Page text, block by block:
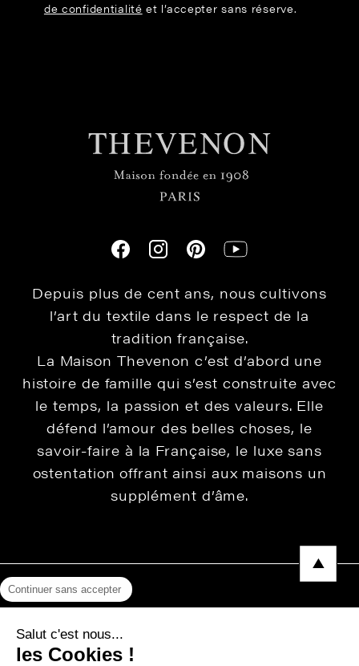
de confidentialité et l’accepter sans réserve.
Depuis plus de cent ans, nous cultivons
l’art du textile dans le respect de la
tradition française.
La Maison Thevenon c’est d’abord une
histoire de famille qui s’est construite avec
le temps, la passion et des valeurs. Elle
défend l’amour des belles choses, le
savoir-faire à la Française, le luxe sans
ostentation offrant ainsi aux maisons un
supplément d’âme.
Protection des données
Continuer sans accepter
Salut c'est nous...
les Cookies !